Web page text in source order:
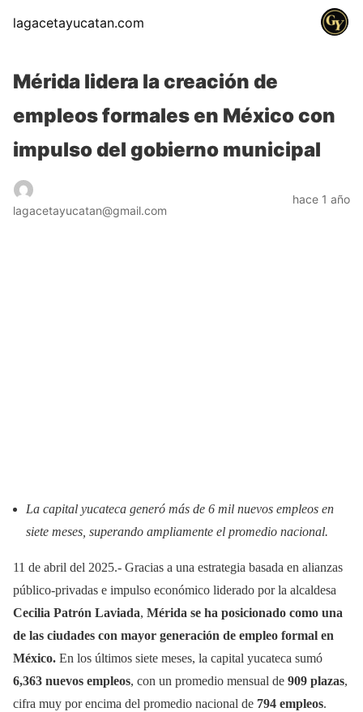
lagacetayucatan.com
Mérida lidera la creación de
empleos formales en México con
impulso del gobierno municipal
lagacetayucatan@gmail.com
hace 1 año
La capital yucateca generó más de 6 mil nuevos empleos en
siete meses, superando ampliamente el promedio nacional.
11 de abril del 2025.- Gracias a una estrategia basada en alianzas
público-privadas e impulso económico liderado por la alcaldesa
Cecilia Patrón Laviada, Mérida se ha posicionado como una
de las ciudades con mayor generación de empleo formal en
México. En los últimos siete meses, la capital yucateca sumó
6,363 nuevos empleos, con un promedio mensual de 909 plazas,
cifra muy por encima del promedio nacional de 794 empleos.